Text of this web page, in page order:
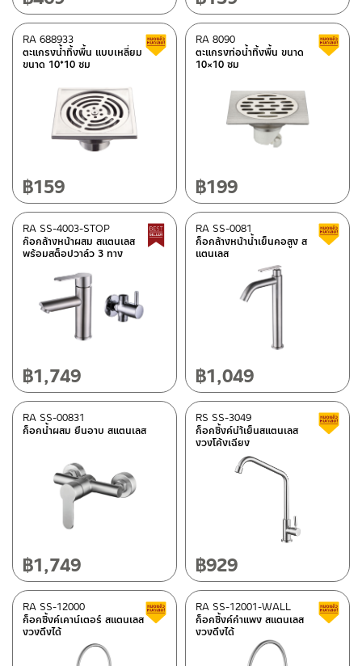
ตะแกรงน้ำทิ้งพื้น แบบเหลี่ยม
ขนาด 10*10 ซม
RA 688933 Clearance sale
฿159
ตะแกรงท่อน้ำทิ้งพื้น ขนาด
10×10 ซม
RA 8090
฿199
ก๊อกล้างหน้าผสม สแตนเลส
พร้อมสต็อปวาล์ว 3 ทาง
RA SS-4003-STOP Best seller
฿1,749
ก็อกล้างหน้าน้ำเย็นคอสูง ส
แตนเลส
RA SS-0081
฿1,049
ก็อกน้ำผสม ยืนอาบ สแตนเลส
RA SS-00831
฿1,749
ก็อกซิ้งค์นำ้เย็นสแตนเลส
งวงโค้งเฉียง
RS SS-3049
฿929
ก็อกซิ้งค์เคาน์เตอร์ สแตนเลส
งวงดึงได้
RA SS-12000 Clearance sale
ก็อกซิ้งค์กำแพง สแตนเลส
งวงดึงได้
RA SS-12001-WALL